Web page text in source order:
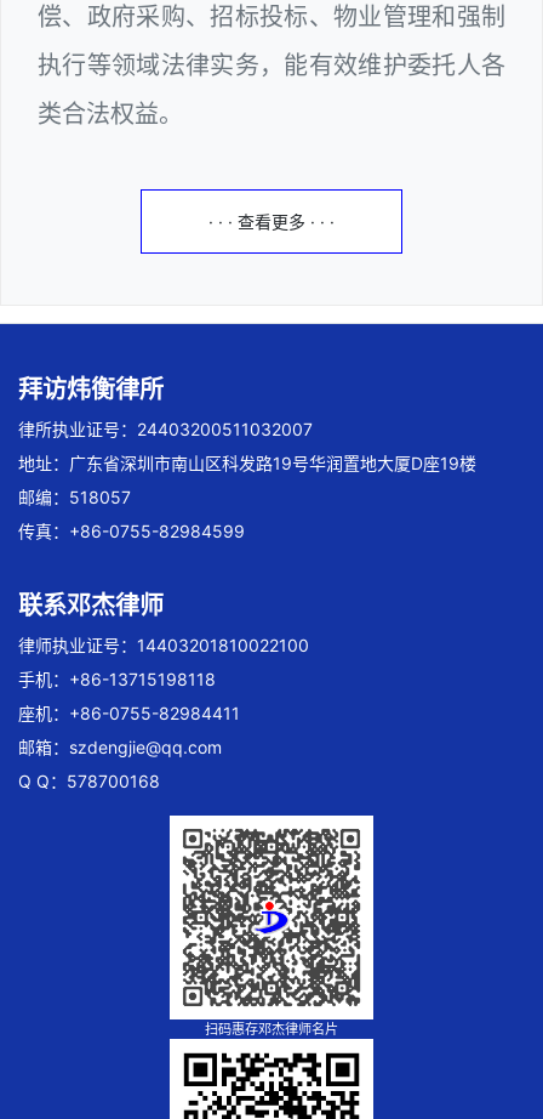
偿、政府采购、招标投标、物业管理和强制
执行等领域法律实务，能有效维护委托人各
类合法权益。
· · · 查看更多 · · ·
拜访炜衡律所
律所执业证号：24403200511032007
地址：广东省深圳市南山区科发路19号华润置地大厦D座19楼
邮编：518057
传真：+86-0755-82984599
联系邓杰律师
律师执业证号：14403201810022100
手机：+86-13715198118
座机：+86-0755-82984411
邮箱： szdengjie@qq.com
Q Q：578700168
扫码惠存邓杰律师名片